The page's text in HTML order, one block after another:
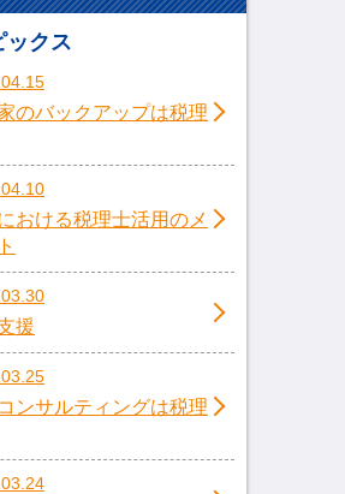
ックス
のバックアップは税理
おける税理士活用のメ
援
ンサルティングは税理